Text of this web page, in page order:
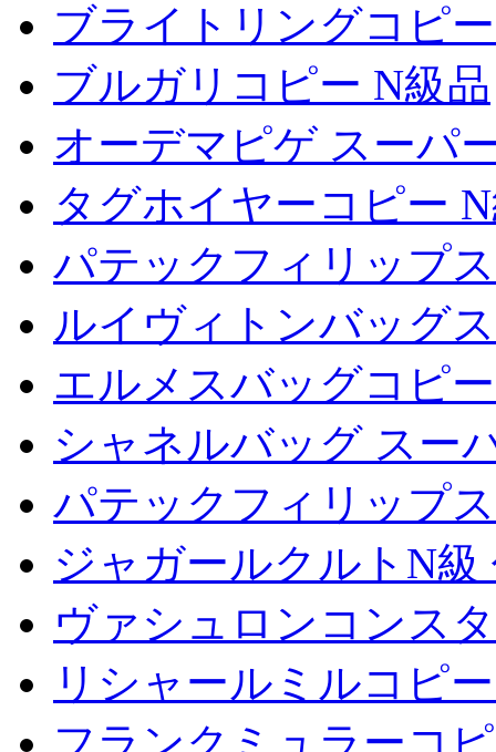
ブライトリングコピ
ブルガリコピー N級品
オーデマピゲ スーパ
タグホイヤーコピー
パテックフィリップ
ルイヴィトンバッグ
エルメスバッグコピ
シャネルバッグ スー
パテックフィリップ
ジャガールクルトN級
ヴァシュロンコンス
リシャールミルコピ